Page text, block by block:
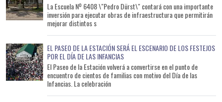
La Escuela Nº 6408 \"Pedro Dürst\" contará con una importante
inversión para ejecutar obras de infraestructura que permitirán
mejorar distintos s
EL PASEO DE LA ESTACIÓN SERÁ EL ESCENARIO DE LOS FESTEJOS
POR EL DÍA DE LAS INFANCIAS
El Paseo de la Estación volverá a convertirse en el punto de
encuentro de cientos de familias con motivo del Día de las
Infancias. La celebración